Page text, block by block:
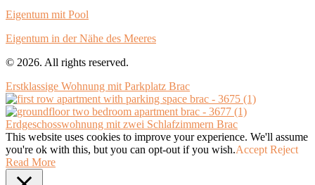
Eigentum mit Pool
Eigentum in der Nähe des Meeres
© 2026. All rights reserved.
Erstklassige Wohnung mit Parkplatz Brac
Erdgeschosswohnung mit zwei Schlafzimmern Brac
This website uses cookies to improve your experience. We'll assume
you're ok with this, but you can opt-out if you wish.Accept Reject
Read More